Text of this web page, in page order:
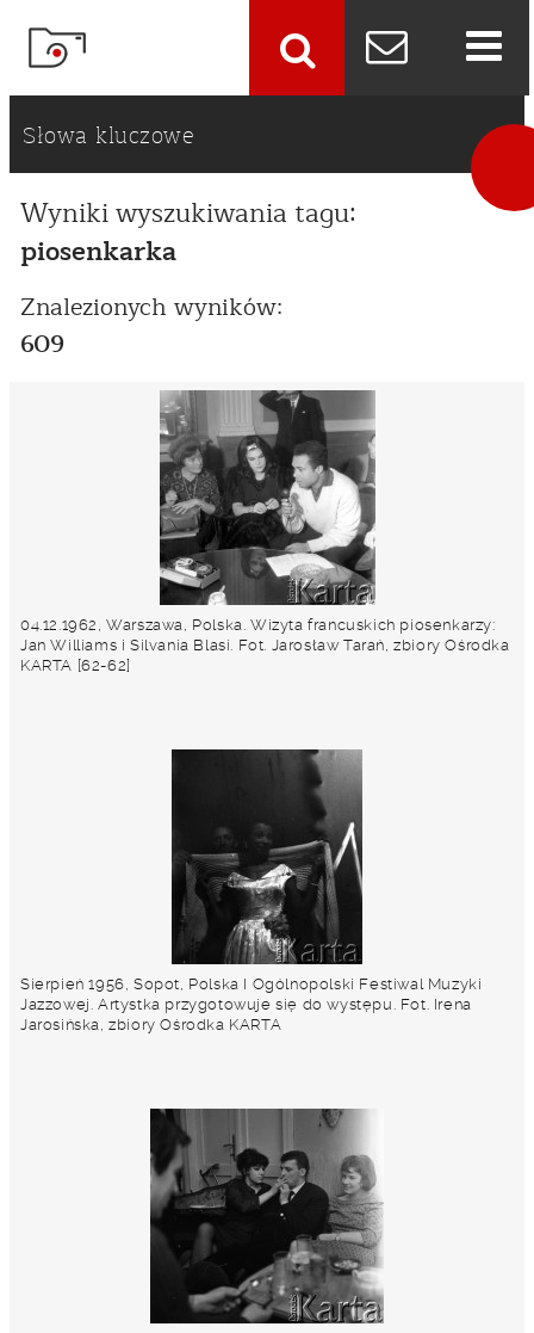
Słowa kluczowe
Wyniki wyszukiwania tagu:
piosenkarka
Znalezionych wyników:
609
04.12.1962, Warszawa, Polska. Wizyta francuskich piosenkarzy:
Jan Williams i Silvania Blasi. Fot. Jarosław Tarań, zbiory Ośrodka
KARTA [62-62]
Sierpień 1956, Sopot, Polska I Ogólnopolski Festiwal Muzyki
Jazzowej. Artystka przygotowuje się do występu. Fot. Irena
Jarosińska, zbiory Ośrodka KARTA